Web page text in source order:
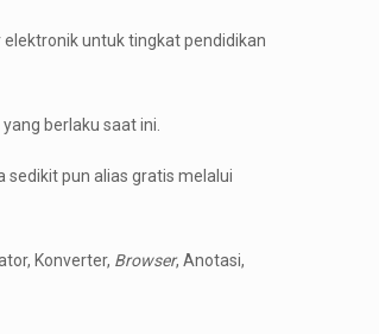
elektronik untuk tingkat pendidikan
berlaku saat ini.
sedikit pun alias gratis melalui
Konverter, Browser, Anotasi,